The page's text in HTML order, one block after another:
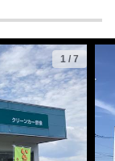
1 / 7